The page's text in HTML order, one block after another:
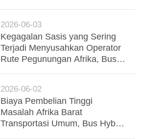
yang stabil
2026-06-03
Kegagalan Sasis yang Sering
Terjadi Menyusahkan Operator
Rute Pegunungan Afrika, Bus
2026-06-02
Biaya Pembelian Tinggi
Masalah Afrika Barat
Transportasi Umum, Bus Hybrid